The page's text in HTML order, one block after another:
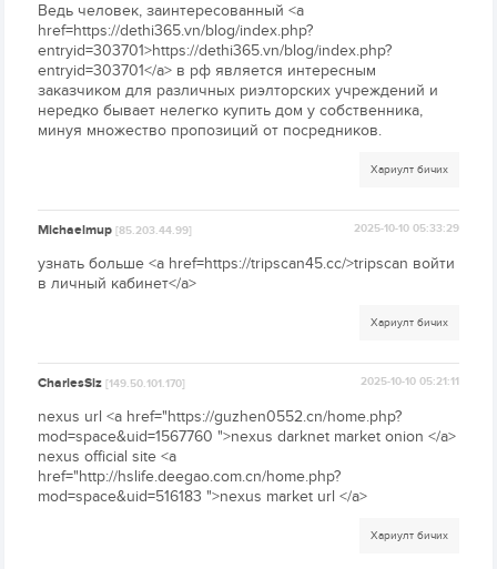
Ведь человек, заинтересованный <a
href=https://dethi365.vn/blog/index.php?
entryid=303701>https://dethi365.vn/blog/index.php?
entryid=303701</a> в рф является интересным
заказчиком для различных риэлторских учреждений и
нередко бывает нелегко купить дом у собственника,
минуя множество пропозиций от посредников.
Хариулт бичих
Michaelmup[85.203.44.99] 2025-10-10 05:33:29
узнать больше <a href=https://tripscan45.cc/>tripscan войти
в личный кабинет</a>
Хариулт бичих
CharlesSiz[149.50.101.170] 2025-10-10 05:21:11
nexus url <a href="https://guzhen0552.cn/home.php?
mod=space&uid=1567760 ">nexus darknet market onion </a>
nexus official site <a
href="http://hslife.deegao.com.cn/home.php?
mod=space&uid=516183 ">nexus market url </a>
Хариулт бичих